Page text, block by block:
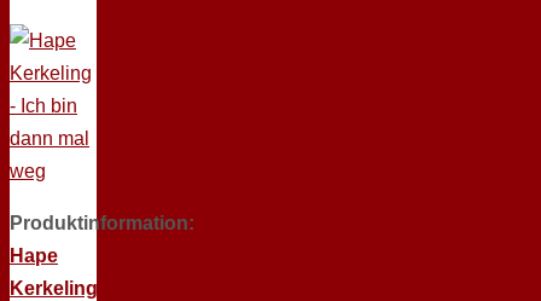
Produktinformation:
Hape
Kerkeling